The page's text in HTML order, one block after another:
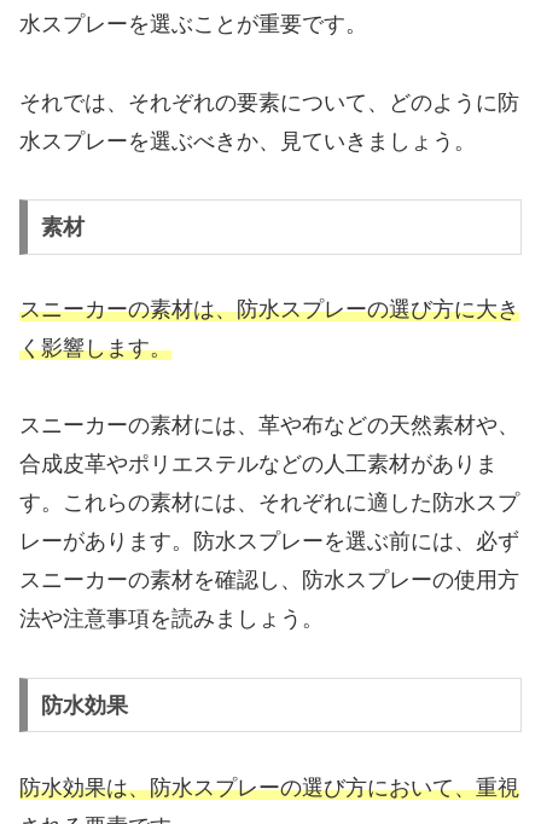
水スプレーを選ぶことが重要です。
それでは、それぞれの要素について、どのように防
水スプレーを選ぶべきか、見ていきましょう。
素材
スニーカーの素材は、防水スプレーの選び方に大き
く影響します。
スニーカーの素材には、革や布などの天然素材や、
合成皮革やポリエステルなどの人工素材がありま
す。これらの素材には、それぞれに適した防水スプ
レーがあります。防水スプレーを選ぶ前には、必ず
スニーカーの素材を確認し、防水スプレーの使用方
法や注意事項を読みましょう。
防水効果
防水効果は、防水スプレーの選び方において、重視